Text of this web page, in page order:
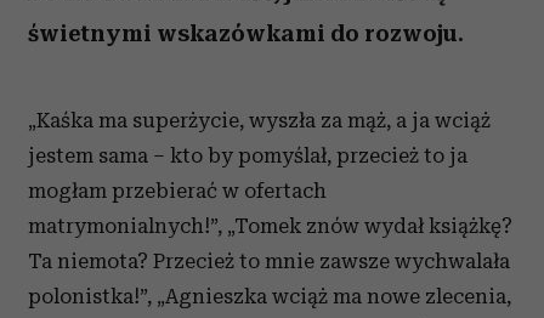
świetnymi wskazówkami do rozwoju.
„Kaśka ma superżycie, wyszła za mąż, a ja wciąż
jestem sama – kto by pomyślał, przecież to ja
mogłam przebierać w ofertach
matrymonialnych!”, „Tomek znów wydał książkę?
Ta niemota? Przecież to mnie zawsze wychwalała
polonistka!”, „Agnieszka wciąż ma nowe zlecenia,